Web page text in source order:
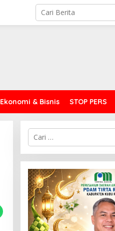
Ekonomi & Bisnis STOP PERS
C
i
u
n
t
u
k
: